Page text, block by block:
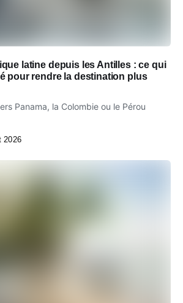
latine depuis les Antilles : ce qui
pour rendre la destination plus
Panama, la Colombie ou le Pérou
2026